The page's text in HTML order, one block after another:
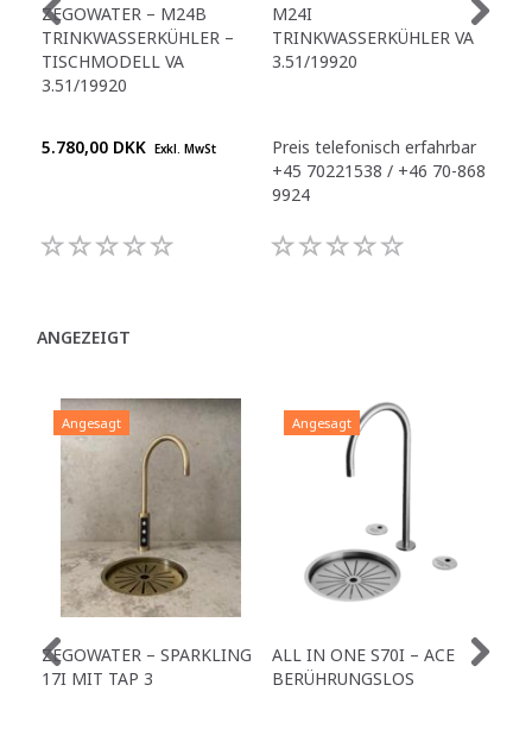
ZEGOWATER – M24B
TRINKWASSERKÜHLER –
TISCHMODELL VA
3.51/19920
5.780,00 DKK Exkl. MwSt
M24I
TRINKWASSERKÜHLER VA
3.51/19920
Preis telefonisch erfahrbar
+45 70221538 / +46 70-868
9924
ANGEZEIGT
Angesagt
ZEGOWATER – SPARKLING
17I MIT TAP 3
Angesagt
ALL IN ONE S70I – ACE
BERÜHRUNGSLOS